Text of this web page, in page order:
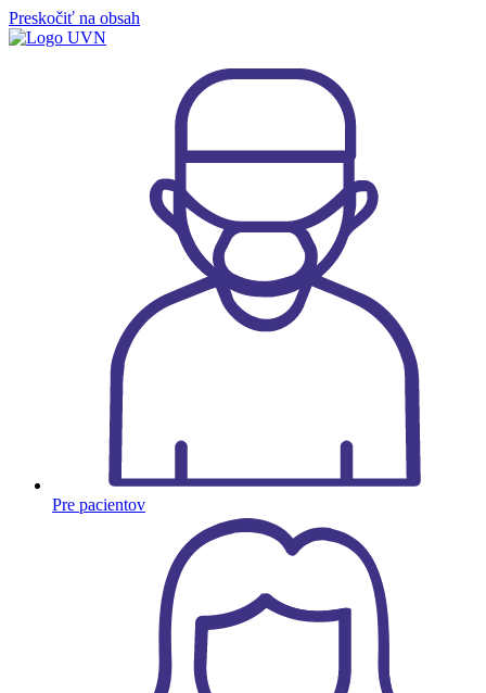
Preskočiť na obsah
Pre pacientov